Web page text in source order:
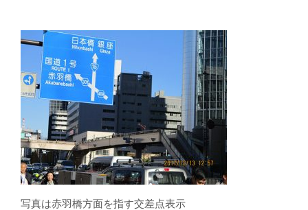
写真は赤羽橋方面を指す交差点表示